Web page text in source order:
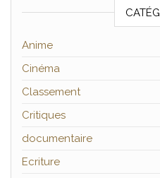
Anime
Cinéma
Classement
Critiques
documentaire
Ecriture